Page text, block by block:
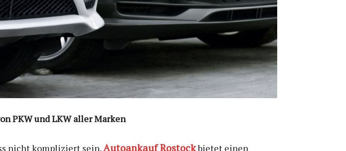
PKW und LKW aller Marken
nicht kompliziert sein.Autoankauf Rostockbietet einen